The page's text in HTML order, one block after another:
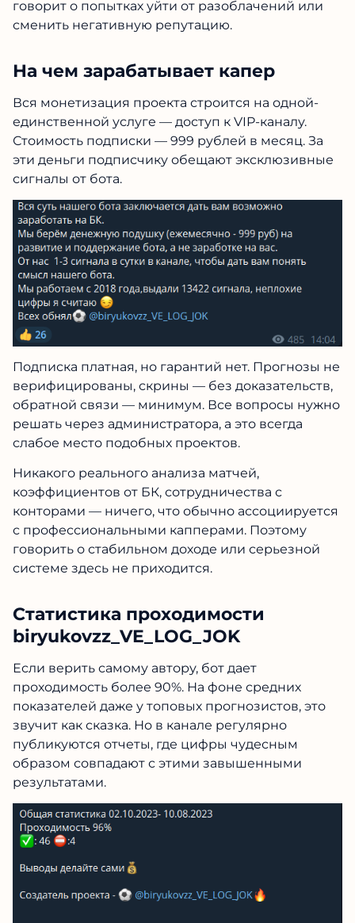
говорит о попытках уйти от разоблачений или
сменить негативную репутацию.
На чем зарабатывает капер
Вся монетизация проекта строится на одной-
единственной услуге — доступ к VIP-каналу.
Стоимость подписки — 999 рублей в месяц. За
эти деньги подписчику обещают эксклюзивные
сигналы от бота.
Подписка платная, но гарантий нет. Прогнозы не
верифицированы, скрины — без доказательств,
обратной связи — минимум. Все вопросы нужно
решать через администратора, а это всегда
слабое место подобных проектов.
Никакого реального анализа матчей,
коэффициентов от БК, сотрудничества с
конторами — ничего, что обычно ассоциируется
с профессиональными капперами. Поэтому
говорить о стабильном доходе или серьезной
системе здесь не приходится.
Статистика проходимости
biryukovzz_VE_LOG_JOK
Если верить самому автору, бот дает
проходимость более 90%. На фоне средних
показателей даже у топовых прогнозистов, это
звучит как сказка. Но в канале регулярно
публикуются отчеты, где цифры чудесным
образом совпадают с этими завышенными
результатами.